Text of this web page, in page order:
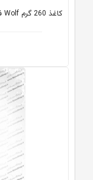
کاغذ 260 گرم Wolf فتوگلاسی 50 برگی A3